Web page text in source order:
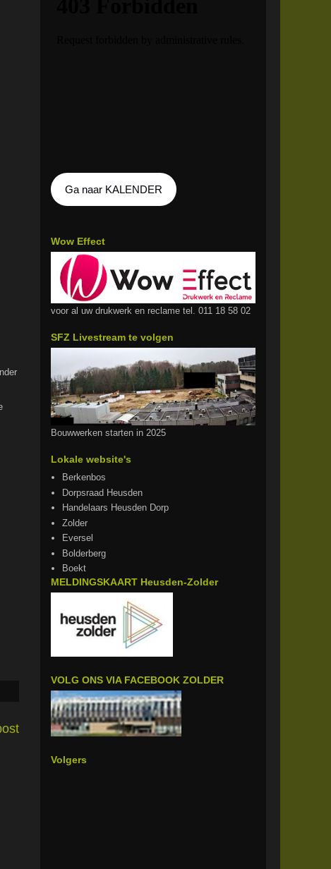
Ga naar KALENDER
Wow Effect
voor al uw drukwerk en reclame tel. 011 18 58 02
SFZ Livestream te volgen
Bouwwerken starten in 2025
Lokale website's
Berkenbos
Dorpsraad Heusden
Handelaars Heusden Dorp
Zolder
Eversel
Bolderberg
Boekt
MELDINGSKAART Heusden-Zolder
VOLG ONS VIA FACEBOOK ZOLDER
Volgers